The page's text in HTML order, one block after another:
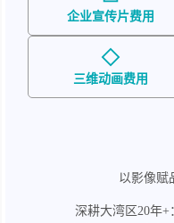
企业宣传片费用
三维动画费用
以影像赋
深耕大湾区20年+